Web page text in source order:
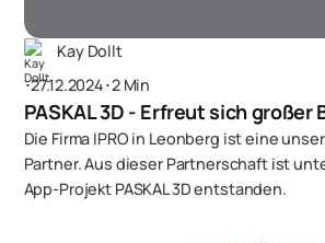
Kay Dollt
･27.12.2024･2 Min
PASKAL 3D - Erfreut sich großer
Die Firma IPRO in Leonberg ist eine
Partner. Aus dieser Partnerschaft ist
App-Projekt PASKAL 3D entstanden.